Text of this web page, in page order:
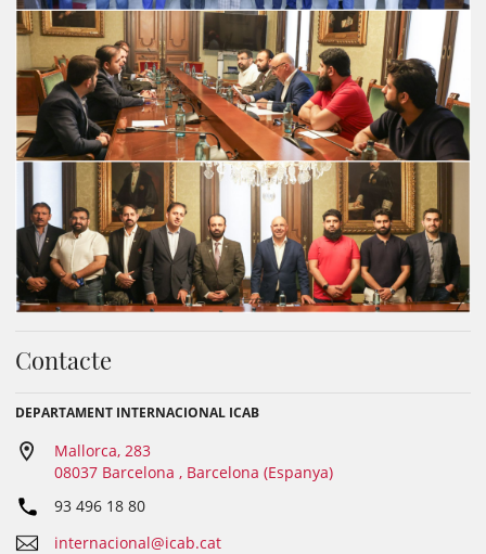
Contacte
DEPARTAMENT INTERNACIONAL ICAB
Mallorca, 283
08037 Barcelona , Barcelona (Espanya)
93 496 18 80
internacional@icab.cat